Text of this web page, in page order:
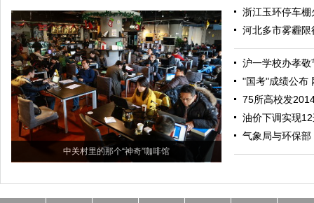
中关村里的那个“神奇”咖啡馆
浙江玉环停车
河北多市雾霾
沪一学校办孝
"国考"成绩公布
75所高校发
油价下调实现
气象局与环保